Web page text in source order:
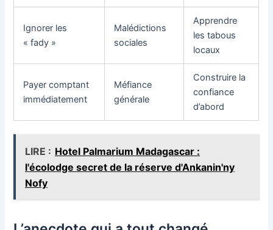
Ignorer les
« fady »
Malédictions
sociales
Apprendre
les tabous
locaux
Payer comptant
immédiatement
Méfiance
générale
Construire la
confiance
d’abord
LIRE : Hotel Palmarium Madagascar :
l'écolodge secret de la réserve d'Ankanin'ny
Nofy